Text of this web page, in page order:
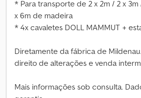
* Para transporte de 2 x 2m / 2 x 3m
x 6m de madeira
* 4x cavaletes DOLL MAMMUT +
Diretamente da fábrica de
direito de alterações e venda
Mais informações sob consulta.